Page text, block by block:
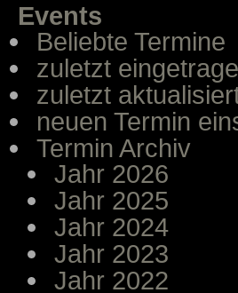
Events
Beliebte Termine
zuletzt
zuletzt
neuen Termin
Termin Archiv
Jahr 2026
Jahr 2025
Jahr 2024
Jahr 2023
Jahr 2022